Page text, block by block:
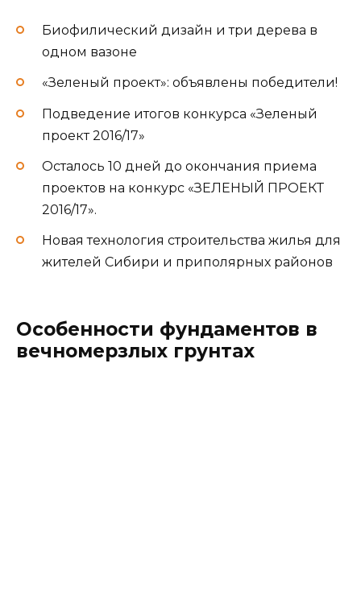
Биофилический дизайн и три дерева в
одном вазоне
​«Зеленый проект»: объявлены победители!
Подведение итогов конкурса «Зеленый
проект 2016/17»
Осталось 10 дней до окончания приема
проектов на конкурс «ЗЕЛЕНЫЙ ПРОЕКТ
2016/17».
Новая технология строительства жилья для
жителей Сибири и приполярных районов
Особенности фундаментов в
вечномерзлых грунтах